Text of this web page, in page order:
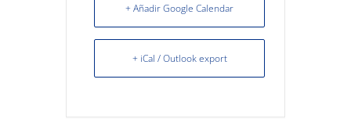
+ Añadir Google Calendar
+ iCal / Outlook export